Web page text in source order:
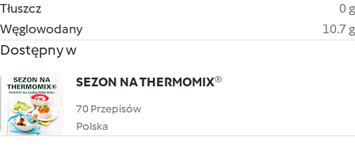
Tłuszcz
0 g
Węglowodany
10.7 g
Dostępny w
SEZON NA THERMOMIX®
70 Przepisów
Polska